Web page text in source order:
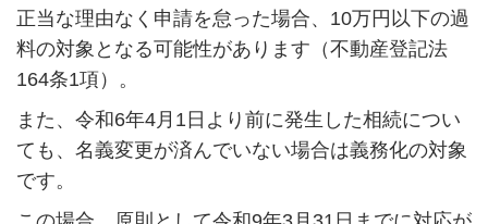
正当な理由なく申請を怠った場合、10万円以下の過
料の対象となる可能性があります（不動産登記法
164条1項）。
また、令和6年4月1日より前に発生した相続につい
ても、名義変更が済んでいない場合は義務化の対象
です。